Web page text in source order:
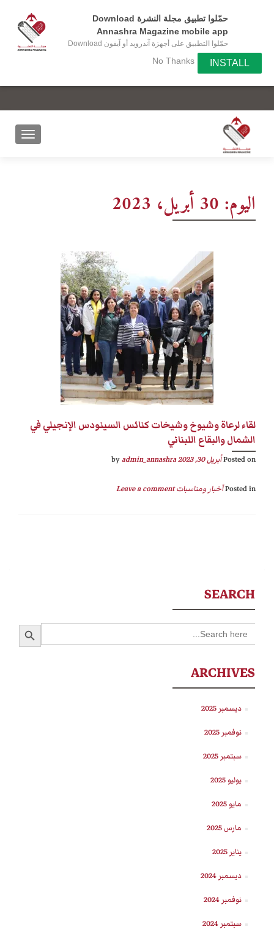
حمّلوا تطبيق مجلة النشرة Download
Annashra Magazine mobile app
حمّلوا التطبيق على أجهزة آندرويد أو آيفون Download
the app on your Android or IOS device
No Thanks INSTALL
اليوم: 30 أبريل، 2023
لقاء لرعاة وشيوخ وشيخات كنائس السينودس الإنجيلي في
الشمال والبقاع اللبناني
Posted onأبريل 30, 2023 by
admin_annashra
Posted inأخبار ومناسبات Leave a comment
SEARCH
Search
for:
SEARCH BUTTON
ARCHIVES
ديسمبر 2025
نوفمبر 2025
سبتمبر 2025
يوليو 2025
مايو 2025
مارس 2025
يناير 2025
ديسمبر 2024
نوفمبر 2024
سبتمبر 2024